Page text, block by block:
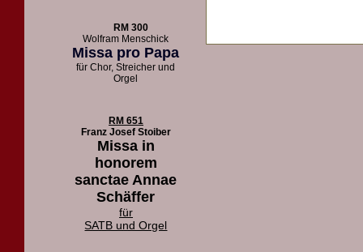
RM 300
Wolfram Menschick
Missa pro Papa
für Chor, Streicher und
Orgel
RM 651
Franz Josef Stoiber
Missa in
honorem
sanctae Annae
Schäffer
für
SATB und Orgel